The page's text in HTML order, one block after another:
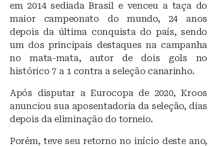
em 2014 sediada Brasil e venceu a taça do
maior campeonato do mundo, 24 anos
depois da última conquista do país, sendo
um dos principais destaques na campanha
no mata-mata, autor de dois gols no
histórico 7 a 1 contra a seleção canarinho.
Após disputar a Eurocopa de 2020, Kroos
anunciou sua aposentadoria da seleção, dias
depois da eliminação do torneio.
Porém, teve seu retorno no início deste ano,